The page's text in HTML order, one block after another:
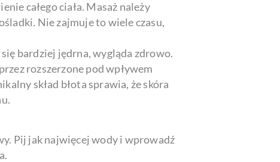
całego ciała. Masaż należy
Nie zajmuje to wiele czasu,
bardziej jędrna, wygląda zdrowo.
rozszerzone pod wpływem
skład błota sprawia, że skóra
Pij jak najwięcej wody i wprowadź